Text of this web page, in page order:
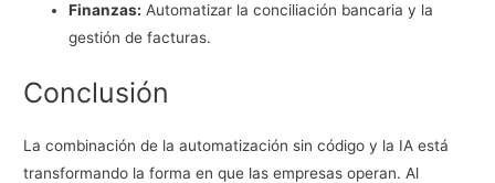
Finanzas: Automatizar la conciliación bancaria y la
gestión de facturas.
Conclusión
La combinación de la automatización sin código y la IA está
transformando la forma en que las empresas operan. Al